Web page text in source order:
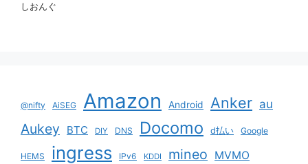
しおんぐ
@nifty AiSEG Amazon Android Anker au
Aukey BTC DIY DNS Docomo d払い Google
HEMS ingress IPv6 KDDI mineo MVMO